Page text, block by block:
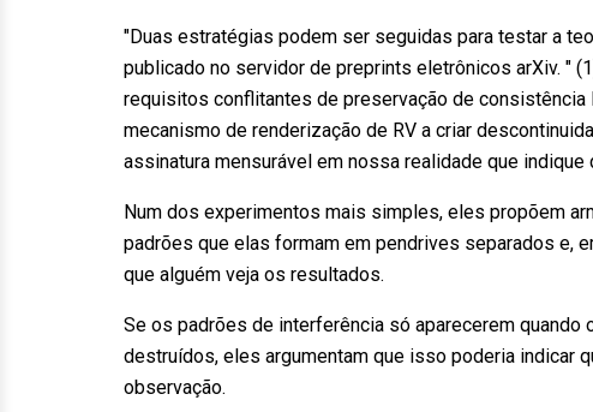
"Duas estratégias podem ser seguidas para testar a
publicado no servidor de preprints eletrônicos arXiv. "
requisitos conflitantes de preservação de
mecanismo de renderização de RV a criar
assinatura mensurável em nossa realidade que
Num dos experimentos mais simples, eles propõem
padrões que elas formam em pendrives separados e,
que alguém veja os resultados.
Se os padrões de interferência só aparecerem
destruídos, eles argumentam que isso poderia indicar
observação.